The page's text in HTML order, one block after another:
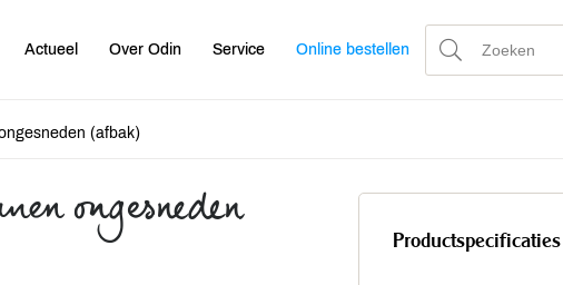
Actueel Over Odin Service Online bestellen
(afbak)
ongesneden Productspecificaties